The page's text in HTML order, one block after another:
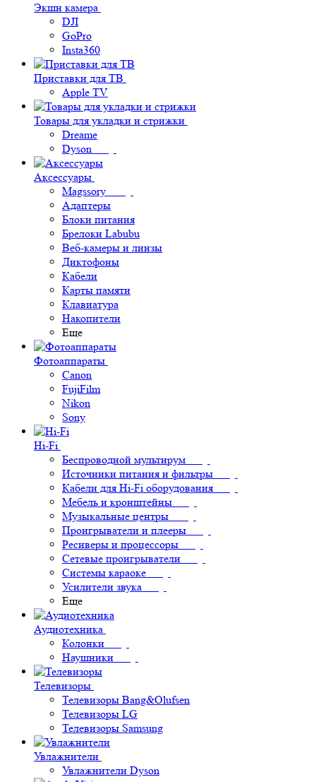
Экшн камера
DJI
GoPro
Insta360
Приставки для ТВ
Apple TV
Товары для укладки и стрижки
Dreame
Dyson
Аксессуары
Magssory
Адаптеры
Блоки питания
Брелоки Labubu
Веб-камеры и линзы
Диктофоны
Кабели
Карты памяти
Клавиатура
Накопители
Еще
Фотоаппараты
Canon
FujiFilm
Nikon
Sony
Hi-Fi
Беспроводной мультирум
Источники питания и фильтры
Кабели для Hi-Fi оборудования
Мебель и кронштейны
Музыкальные центры
Проигрыватели и плееры
Ресиверы и процессоры
Сетевые проигрыватели
Системы караоке
Усилители звука
Еще
Аудиотехника
Колонки
Наушники
Телевизоры
Телевизоры Bang&Olufsen
Телевизоры LG
Телевизоры Samsung
Увлажнители
Увлажнители Dyson